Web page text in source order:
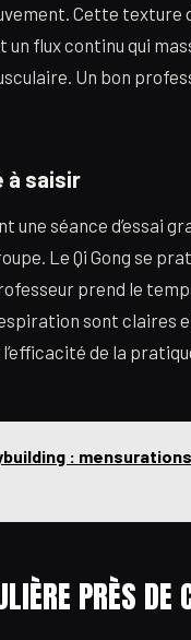
Cette texture
flux continu qui
Un bon
à saisir
séance d’essai
Le Qi Gong se
prend le
sont claires
de la
:
PRÈS DE